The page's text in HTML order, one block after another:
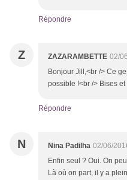
Répondre
Z ZAZARAMBETTE 02/
Bonjour Jill,<br /> Ce
possible !<br /> Bises
Répondre
N Nina Padilha 02/06/
Enfin seul ? Oui. On
Là où on part, il y a